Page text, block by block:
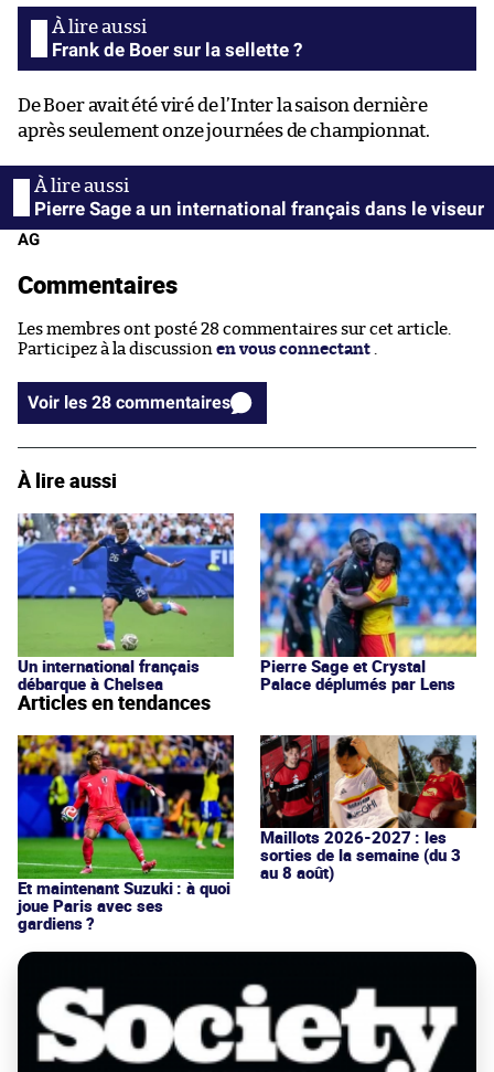
Frank de Boer sur la sellette ?
De Boer avait été viré de l’Inter la saison dernière
après seulement onze journées de championnat.
Pierre Sage a un international français dans le viseur
AG
Commentaires
Les membres ont posté 28 commentaires sur cet article.
Participez à la discussion en vous connectant .
Voir les 28 commentaires
À lire aussi
Un international français
débarque à Chelsea
Pierre Sage et Crystal
Palace déplumés par Lens
Articles en tendances
Et maintenant Suzuki : à quoi
joue Paris avec ses
gardiens ?
Maillots 2026-2027 : les
sorties de la semaine (du 3
au 8 août)